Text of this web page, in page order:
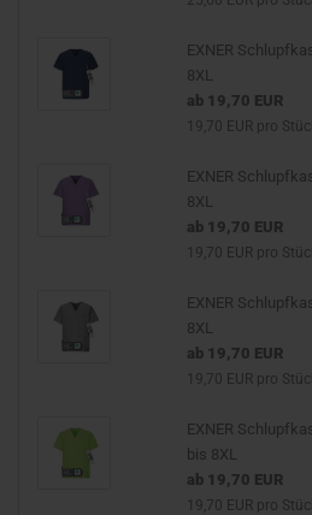
EXNER
8XL
ab 19,70 EUR
19,70 EUR pro
EXNER
8XL
ab 19,70 EUR
19,70 EUR pro
EXNER
8XL
ab 19,70 EUR
19,70 EUR pro
EXNER
bis 8XL
ab 19,70 EUR
19,70 EUR pro